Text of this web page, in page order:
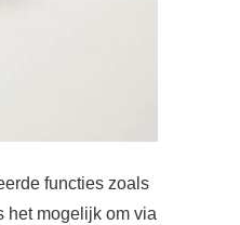
functies zoals
het mogelijk om via